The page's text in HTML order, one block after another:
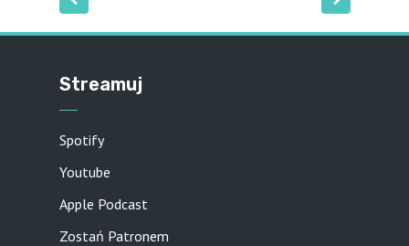
Streamuj
Spotify
Youtube
Apple Podcast
Zostań Patronem